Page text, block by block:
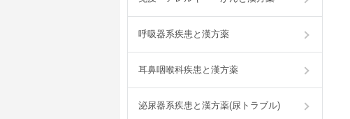
呼吸器系疾患と漢方薬
耳鼻咽喉科疾患と漢方薬
泌尿器系疾患と漢方薬(尿トラブル)